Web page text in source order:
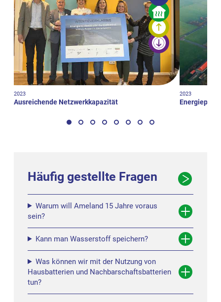
2023
Ausreichende Netzwerkkapazität
2023
Energiepark
Häufig gestellte Fragen
Warum will Ameland 15 Jahre voraus
sein?
Kann man Wasserstoff speichern?
Was können wir mit der Nutzung von
Hausbatterien und Nachbarschaftsbatterien
tun?